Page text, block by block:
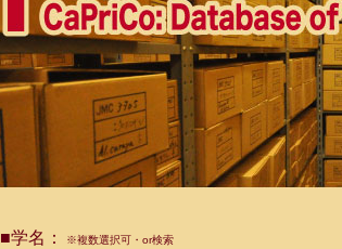
■学名： ※複数選択可・or検索